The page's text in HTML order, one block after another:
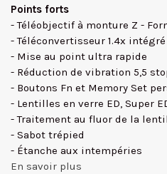
Points forts
- Téléobjectif à monture Z -
- Téléconvertisseur 1.4x intégré
- Mise au point ultra rapide
- Réduction de vibration 5,5
- Boutons Fn et Memory Set
- Lentilles en verre ED, Super
- Traitement au fluor de la
- Sabot trépied
- Étanche aux intempéries
En savoir plus